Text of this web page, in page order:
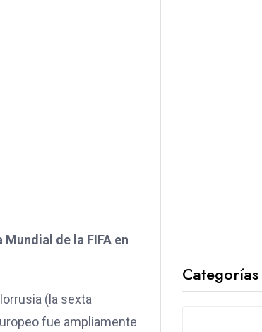
de la FIFA en
(la sexta
fue ampliamente
Categorías